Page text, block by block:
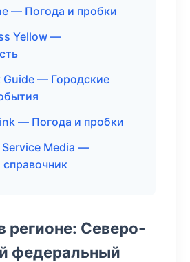
— Погода и пробки
Yellow —
Guide — Городские
— Погода и пробки
Media —
регионе: Северо-
федеральный